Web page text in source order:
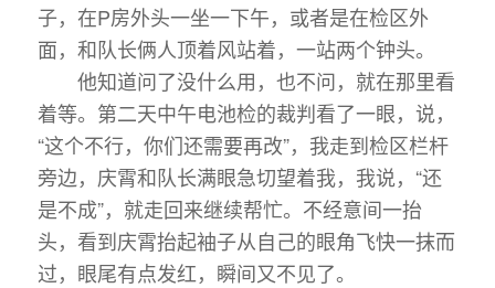
子，在P房外头一坐一下午，或者是在检区外
面，和队长俩人顶着风站着，一站两个钟头。
他知道问了没什么用，也不问，就在那里看
着等。第二天中午电池检的裁判看了一眼，说，
“这个不行，你们还需要再改”，我走到检区栏杆
旁边，庆霄和队长满眼急切望着我，我说，“还
是不成”，就走回来继续帮忙。不经意间一抬
头，看到庆霄抬起袖子从自己的眼角飞快一抹而
过，眼尾有点发红，瞬间又不见了。